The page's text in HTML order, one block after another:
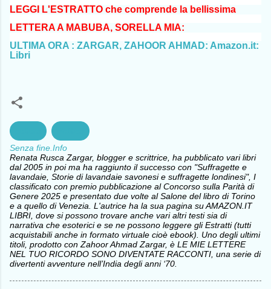
LEGGI L'ESTRATTO che comprende la bellissima
LETTERA A MABUBA, SORELLA MIA:
ULTIMA ORA : ZARGAR, ZAHOOR AHMAD: Amazon.it:
Libri
Senza fine.Info
Renata Rusca Zargar, blogger e scrittrice, ha pubblicato vari libri
dal 2005 in poi ma ha raggiunto il successo con "Suffragette e
lavandaie, Storie di lavandaie savonesi e suffragette londinesi", I
classificato con premio pubblicazione al Concorso sulla Parità di
Genere 2025 e presentato due volte al Salone del libro di Torino
e a quello di Venezia. L'autrice ha la sua pagina su AMAZON.IT
LIBRI, dove si possono trovare anche vari altri testi sia di
narrativa che esoterici e se ne possono leggere gli Estratti (tutti
acquistabili anche in formato virtuale cioè ebook). Uno degli ultimi
titoli, prodotto con Zahoor Ahmad Zargar, è LE MIE LETTERE
NEL TUO RICORDO SONO DIVENTATE RACCONTI, una serie di
divertenti avventure nell’India degli anni ‘70.